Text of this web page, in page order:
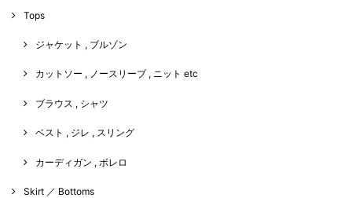
Tops
ジャケット , ブルゾン
カットソー , ノースリーブ , ニット etc
ブラウス , シャツ
ベスト , ジレ , スリング
カーディガン , ボレロ
Skirt ／ Bottoms